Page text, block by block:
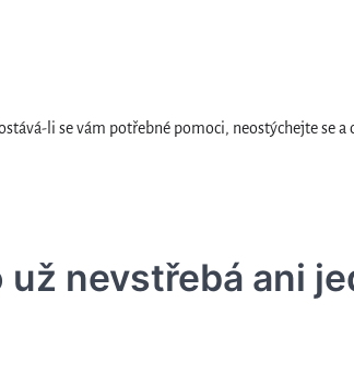
li se vám potřebné pomoci, neostýchejte se
už nevstřebá ani